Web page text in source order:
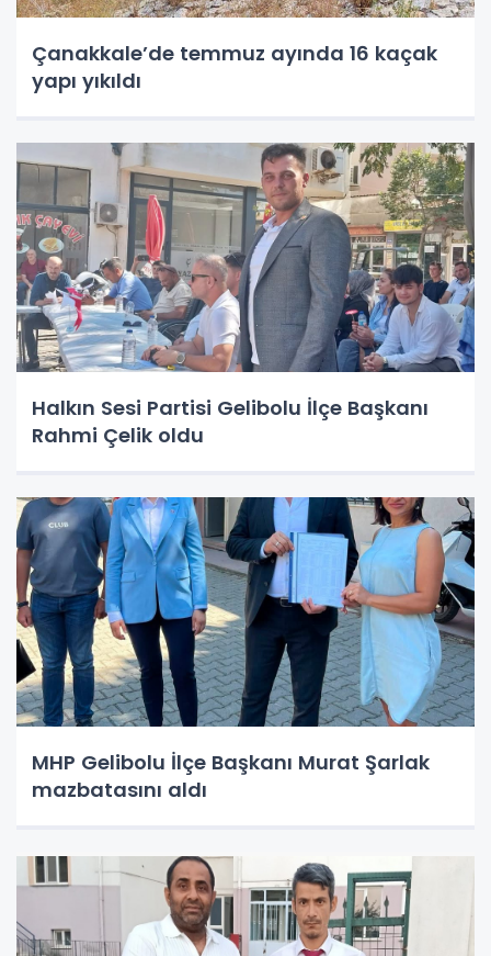
Çanakkale’de temmuz ayında 16 kaçak
yapı yıkıldı
Halkın Sesi Partisi Gelibolu İlçe Başkanı
Rahmi Çelik oldu
MHP Gelibolu İlçe Başkanı Murat Şarlak
mazbatasını aldı